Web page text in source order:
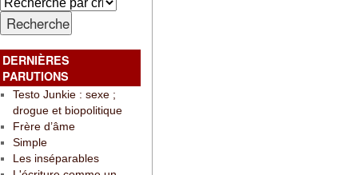
DERNIÈRES
PARUTIONS
Testo Junkie : sexe ;
drogue et biopolitique
Frère d’âme
Simple
Les inséparables